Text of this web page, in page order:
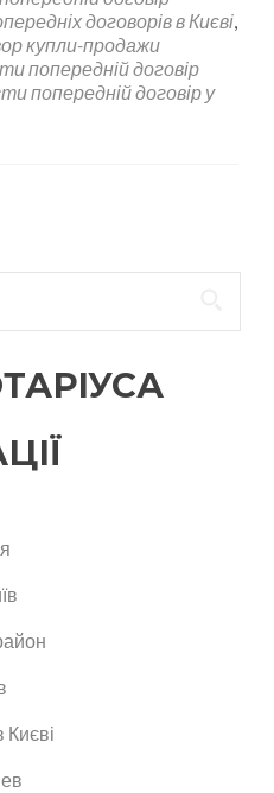
договорів в Києві
купли-продажи
попередній договір
попередній договір у